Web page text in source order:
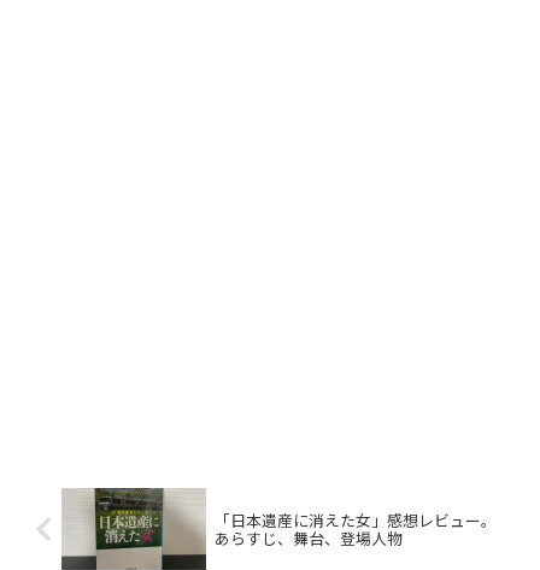
「日本遺産に消えた女」感想レビュー。
あらすじ、舞台、登場人物